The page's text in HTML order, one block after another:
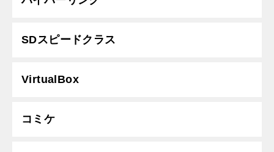
SDスピードクラス
VirtualBox
コミケ